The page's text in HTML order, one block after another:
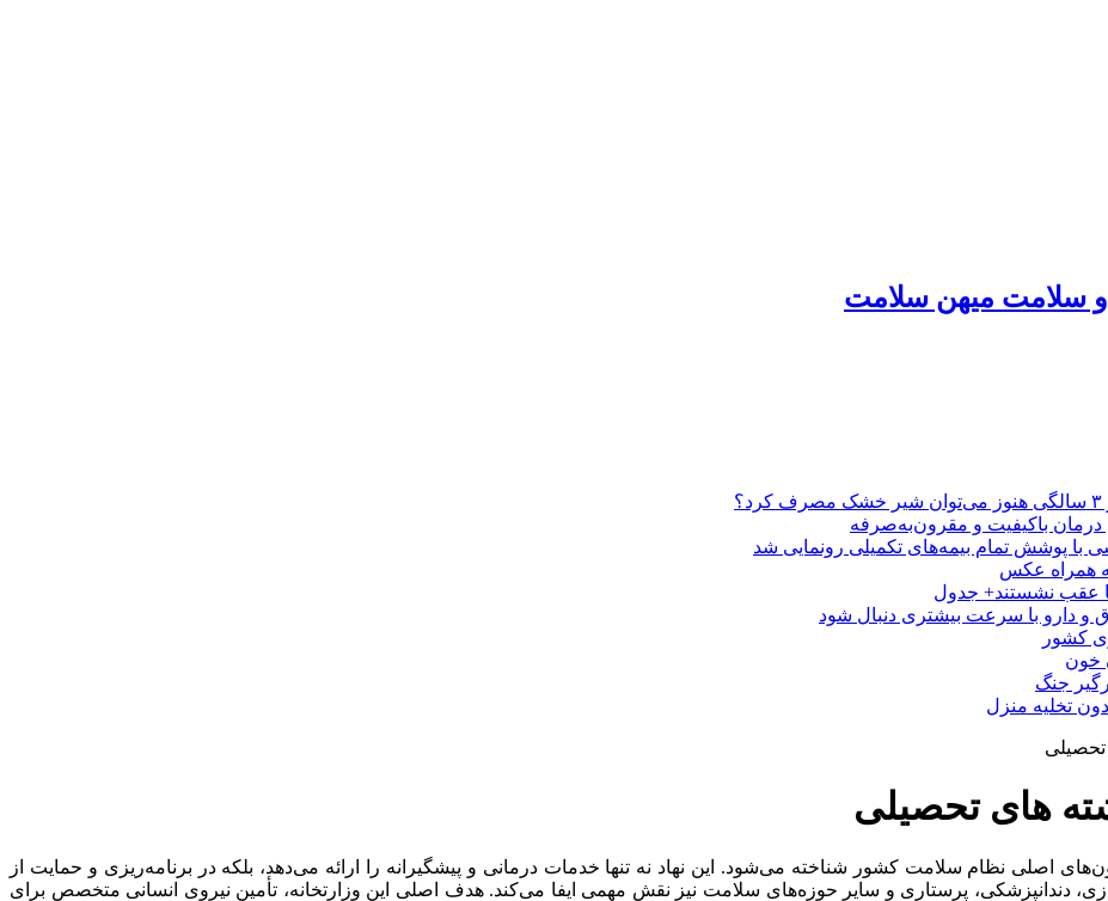
سلامت میهن سلامت
درمان باکیفیت و مقرون‌به‌صرفه
با پوشش تمام بیمه‌های تکمیلی رونمایی شد
همراه عکس
و دارو با سرعت بیشتری دنبال شود
کشور
خون
جنگ
تخلیه منزل
های تحصیلی
اصلی نظام سلامت کشور شناخته می‌شود. این نهاد نه تنها خدمات درمانی و پیشگیرانه را ارائه می‌دهد، بلکه در برنامه‌ریزی و حمایت از
دندانپزشکی، پرستاری و سایر حوزه‌های سلامت نیز نقش مهمی ایفا می‌کند. هدف اصلی این وزارتخانه، تأمین نیروی انسانی متخصص برای